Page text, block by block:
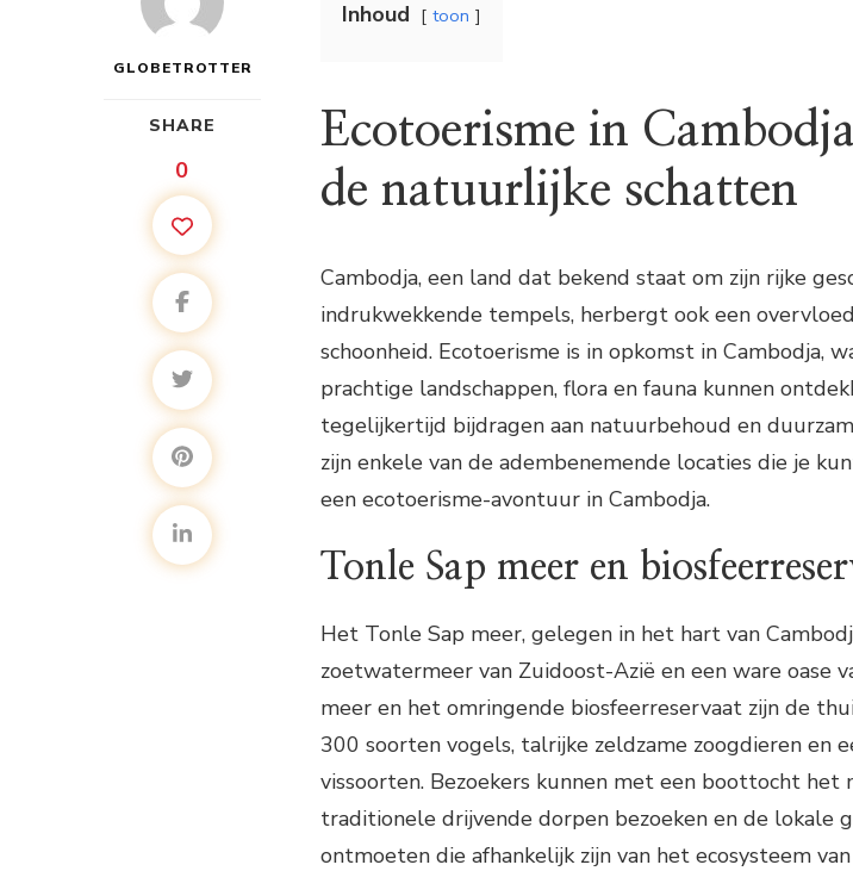
GLOBETROTTER
SHARE
0
Inhoud toon
Ecotoerisme in
de natuurlijke schatten
Cambodja, een land dat bekend staat om zijn rijke
indrukwekkende tempels, herbergt ook een
schoonheid. Ecotoerisme is in opkomst in Cambodja,
prachtige landschappen, flora en fauna kunnen
tegelijkertijd bijdragen aan natuurbehoud en
zijn enkele van de adembenemende locaties die je
een ecotoerisme-avontuur in Cambodja.
Tonle Sap meer en
Het Tonle Sap meer, gelegen in het hart van
zoetwatermeer van Zuidoost-Azië en een ware oase
meer en het omringende biosfeerreservaat zijn de
300 soorten vogels, talrijke zeldzame zoogdieren en
vissoorten. Bezoekers kunnen met een boottocht het
traditionele drijvende dorpen bezoeken en de lokale
ontmoeten die afhankelijk zijn van het ecosysteem